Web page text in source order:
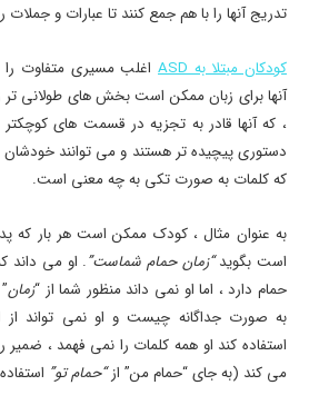
تدریج آنها را با هم جمع کنند تا عبارات و جملات
کودکان مبتلا به ASD
اغلب مسیری متفاوت را
آنها برای زبان ممکن است بخش های طولانی تر
، که آنها قادر به تجزیه در قسمت های
دستوری پیچیده تر هستند و می توانند خودشان
که کلمات به صورت تکی به چه معنی است.
به عنوان مثال ، كودک ممكن است هر بار كه
است بگوید“زمان حمام شماست”. او می داند
حمام دارد ، اما او نمی داند منظور شما از “زمان
به صورت جداگانه چیست و او نمی تواند از
استفاده کند او همه کلمات را نمی فهمد ،
می کند (به جای “حمام من” از“حمام تو”